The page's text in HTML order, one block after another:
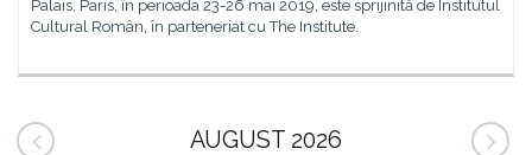
Palais, Paris, în perioada 23-26 mai 2019, este sprijinită de Institutul
Cultural Român, în parteneriat cu The Institute.
AUGUST 2026